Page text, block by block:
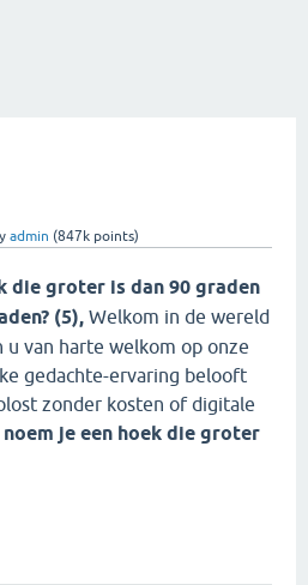
admin (847k points)
die groter is dan 90 graden
(5), Welkom in de wereld
u van harte welkom op onze
gedachte-ervaring belooft
zonder kosten of digitale
noem je een hoek die groter